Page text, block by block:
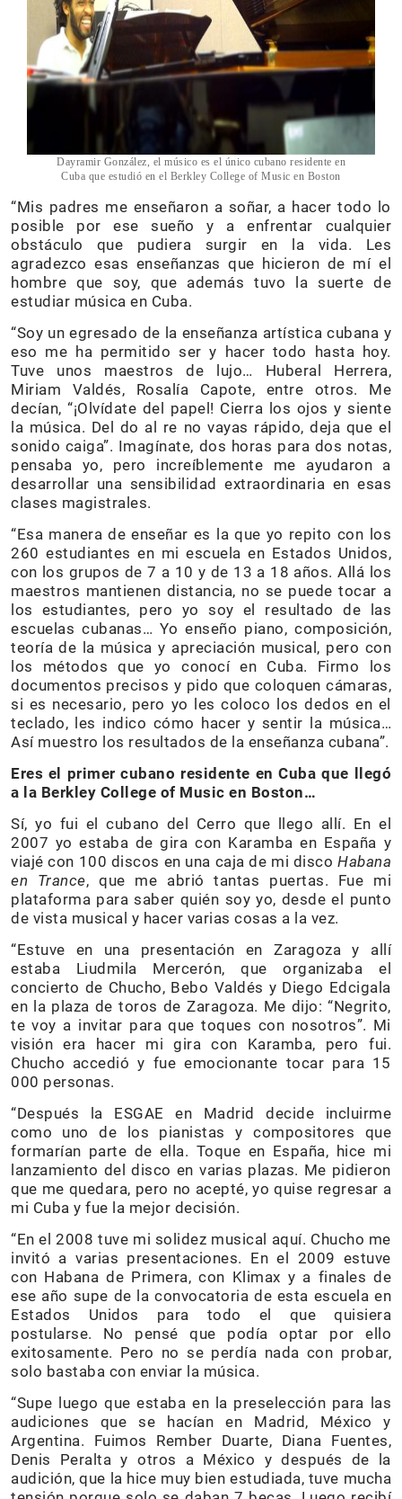
Dayramir González, el músico es el único cubano residente en
Cuba que estudió en el Berkley College of Music en Boston
“Mis padres me enseñaron a soñar, a hacer todo lo
posible por ese sueño y a enfrentar cualquier
obstáculo que pudiera surgir en la vida. Les
agradezco esas enseñanzas que hicieron de mí el
hombre que soy, que además tuvo la suerte de
estudiar música en Cuba.
“Soy un egresado de la enseñanza artística cubana y
eso me ha permitido ser y hacer todo hasta hoy.
Tuve unos maestros de lujo… Huberal Herrera,
Miriam Valdés, Rosalía Capote, entre otros. Me
decían, “¡Olvídate del papel! Cierra los ojos y siente
la música. Del do al re no vayas rápido, deja que el
sonido caiga”. Imagínate, dos horas para dos notas,
pensaba yo, pero increíblemente me ayudaron a
desarrollar una sensibilidad extraordinaria en esas
clases magistrales.
“Esa manera de enseñar es la que yo repito con los
260 estudiantes en mi escuela en Estados Unidos,
con los grupos de 7 a 10 y de 13 a 18 años. Allá los
maestros mantienen distancia, no se puede tocar a
los estudiantes, pero yo soy el resultado de las
escuelas cubanas… Yo enseño piano, composición,
teoría de la música y apreciación musical, pero con
los métodos que yo conocí en Cuba. Firmo los
documentos precisos y pido que coloquen cámaras,
si es necesario, pero yo les coloco los dedos en el
teclado, les indico cómo hacer y sentir la música…
Así muestro los resultados de la enseñanza cubana”.
Eres el primer cubano residente en Cuba que llegó
a la Berkley College of Music en Boston…
Sí, yo fui el cubano del Cerro que llego allí. En el
2007 yo estaba de gira con Karamba en España y
viajé con 100 discos en una caja de mi disco Habana
en Trance, que me abrió tantas puertas. Fue mi
plataforma para saber quién soy yo, desde el punto
de vista musical y hacer varias cosas a la vez.
“Estuve en una presentación en Zaragoza y allí
estaba Liudmila Mercerón, que organizaba el
concierto de Chucho, Bebo Valdés y Diego Edcigala
en la plaza de toros de Zaragoza. Me dijo: “Negrito,
te voy a invitar para que toques con nosotros”. Mi
visión era hacer mi gira con Karamba, pero fui.
Chucho accedió y fue emocionante tocar para 15
000 personas.
“Después la ESGAE en Madrid decide incluirme
como uno de los pianistas y compositores que
formarían parte de ella. Toque en España, hice mi
lanzamiento del disco en varias plazas. Me pidieron
que me quedara, pero no acepté, yo quise regresar a
mi Cuba y fue la mejor decisión.
“En el 2008 tuve mi solidez musical aquí. Chucho me
invitó a varias presentaciones. En el 2009 estuve
con Habana de Primera, con Klimax y a finales de
ese año supe de la convocatoria de esta escuela en
Estados Unidos para todo el que quisiera
postularse. No pensé que podía optar por ello
exitosamente. Pero no se perdía nada con probar,
solo bastaba con enviar la música.
“Supe luego que estaba en la preselección para las
audiciones que se hacían en Madrid, México y
Argentina. Fuimos Rember Duarte, Diana Fuentes,
Denis Peralta y otros a México y después de la
audición, que la hice muy bien estudiada, tuve mucha